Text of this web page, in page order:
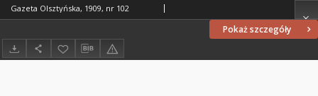
Pokaż szczegóły
Gazeta Olsztyńska, 1909, nr 102